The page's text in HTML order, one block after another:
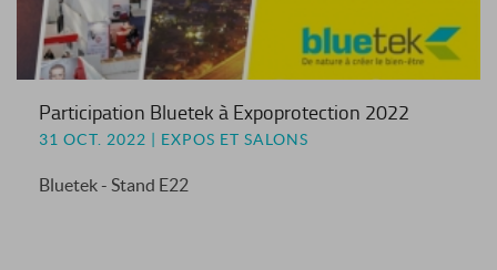
Participation Bluetek à Expoprotection 2022
31 OCT. 2022 | EXPOS ET SALONS
Bluetek - Stand E22